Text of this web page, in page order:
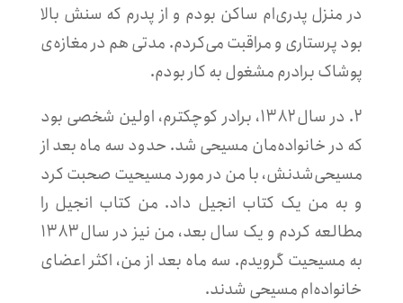
در منزل پدری‌ام ساکن بودم و از پدرم که سنش بالا
بود پرستاری و مراقبت می‌کردم. مدتی هم در مغازه‌ی
پوشاک برادرم مشغول به کار بودم.
۲. در سال ۱۳۸۲، برادر کوچکترم، اولین شخصی بود
که در خانواده‌مان مسیحی شد. حدود سه ماه بعد از
مسیحی‌شدنش، با من در مورد مسیحیت صحبت کرد
و به من یک کتاب انجیل داد. من کتاب انجیل را
مطالعه کردم و یک سال بعد، من نیز در سال ۱۳۸۳
به مسیحیت گرویدم. سه ماه بعد از من، اکثر اعضای
خانواده‌ام مسیحی شدند.